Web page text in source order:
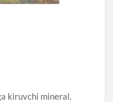
kiruvchi mineral.